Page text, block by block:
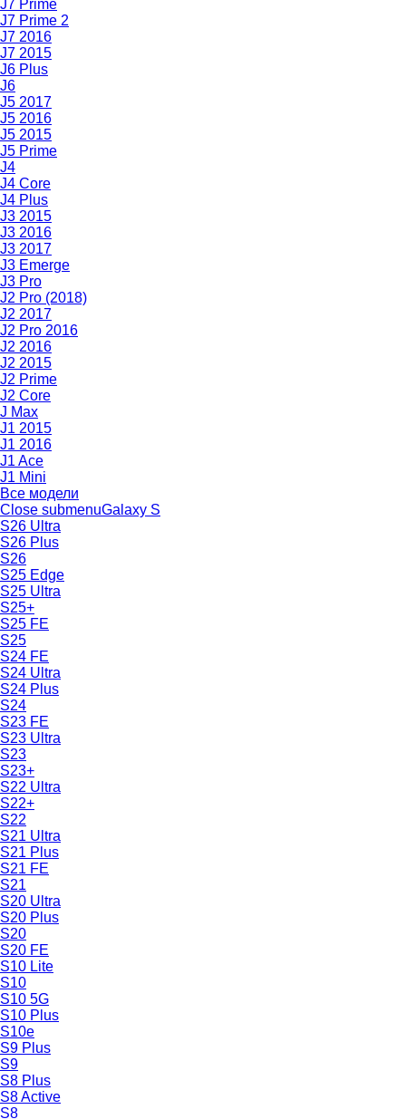
J7 Prime
J7 Prime 2
J7 2016
J7 2015
J6 Plus
J6
J5 2017
J5 2016
J5 2015
J5 Prime
J4
J4 Core
J4 Plus
J3 2015
J3 2016
J3 2017
J3 Emerge
J3 Pro
J2 Pro (2018)
J2 2017
J2 Pro 2016
J2 2016
J2 2015
J2 Prime
J2 Core
J Max
J1 2015
J1 2016
J1 Ace
J1 Mini
Все модели
Close submenuGalaxy S
S26 Ultra
S26 Plus
S26
S25 Edge
S25 Ultra
S25+
S25 FE
S25
S24 FE
S24 Ultra
S24 Plus
S24
S23 FE
S23 Ultra
S23
S23+
S22 Ultra
S22+
S22
S21 Ultra
S21 Plus
S21 FE
S21
S20 Ultra
S20 Plus
S20
S20 FE
S10 Lite
S10
S10 5G
S10 Plus
S10e
S9 Plus
S9
S8 Plus
S8 Active
S8